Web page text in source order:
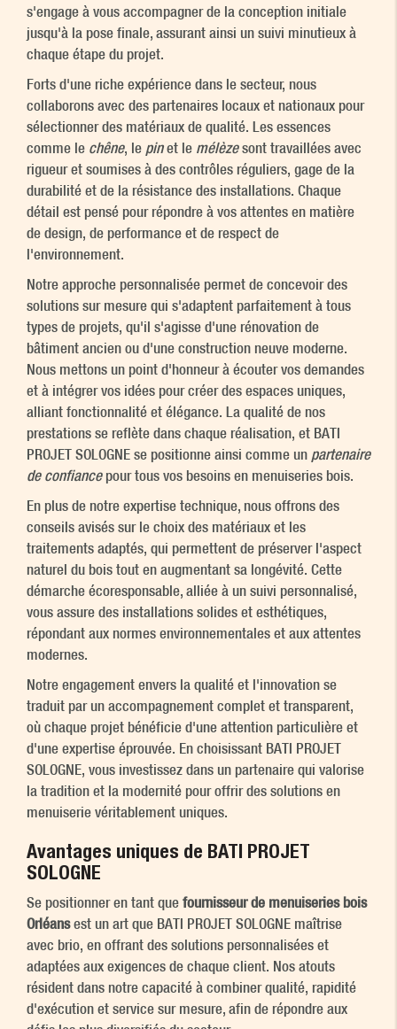
s'engage à vous accompagner de la conception initiale
jusqu'à la pose finale, assurant ainsi un suivi minutieux à
chaque étape du projet.
Forts d'une riche expérience dans le secteur, nous
collaborons avec des partenaires locaux et nationaux pour
sélectionner des matériaux de qualité. Les essences
comme le chêne, le pinet le mélèzesont travaillées avec
rigueur et soumises à des contrôles réguliers, gage de la
durabilité et de la résistance des installations. Chaque
détail est pensé pour répondre à vos attentes en matière
de design, de performance et de respect de
l'environnement.
Notre approche personnalisée permet de concevoir des
solutions sur mesure qui s'adaptent parfaitement à tous
types de projets, qu'il s'agisse d'une rénovation de
bâtiment ancien ou d'une construction neuve moderne.
Nous mettons un point d'honneur à écouter vos demandes
et à intégrer vos idées pour créer des espaces uniques,
alliant fonctionnalité et élégance. La qualité de nos
prestations se reflète dans chaque réalisation, et BATI
PROJET SOLOGNE se positionne ainsi comme un partenaire
de confiancepour tous vos besoins en menuiseries bois.
En plus de notre expertise technique, nous offrons des
conseils avisés sur le choix des matériaux et les
traitements adaptés, qui permettent de préserver l'aspect
naturel du bois tout en augmentant sa longévité. Cette
démarche écoresponsable, alliée à un suivi personnalisé,
vous assure des installations solides et esthétiques,
répondant aux normes environnementales et aux attentes
modernes.
Notre engagement envers la qualité et l'innovation se
traduit par un accompagnement complet et transparent,
où chaque projet bénéficie d'une attention particulière et
d'une expertise éprouvée. En choisissant BATI PROJET
SOLOGNE, vous investissez dans un partenaire qui valorise
la tradition et la modernité pour offrir des solutions en
menuiserie véritablement uniques.
Avantages uniques de BATI PROJET
SOLOGNE
Se positionner en tant que fournisseur de menuiseries bois
Orléansest un art que BATI PROJET SOLOGNE maîtrise
avec brio, en offrant des solutions personnalisées et
adaptées aux exigences de chaque client. Nos atouts
résident dans notre capacité à combiner qualité, rapidité
d'exécution et service sur mesure, afin de répondre aux